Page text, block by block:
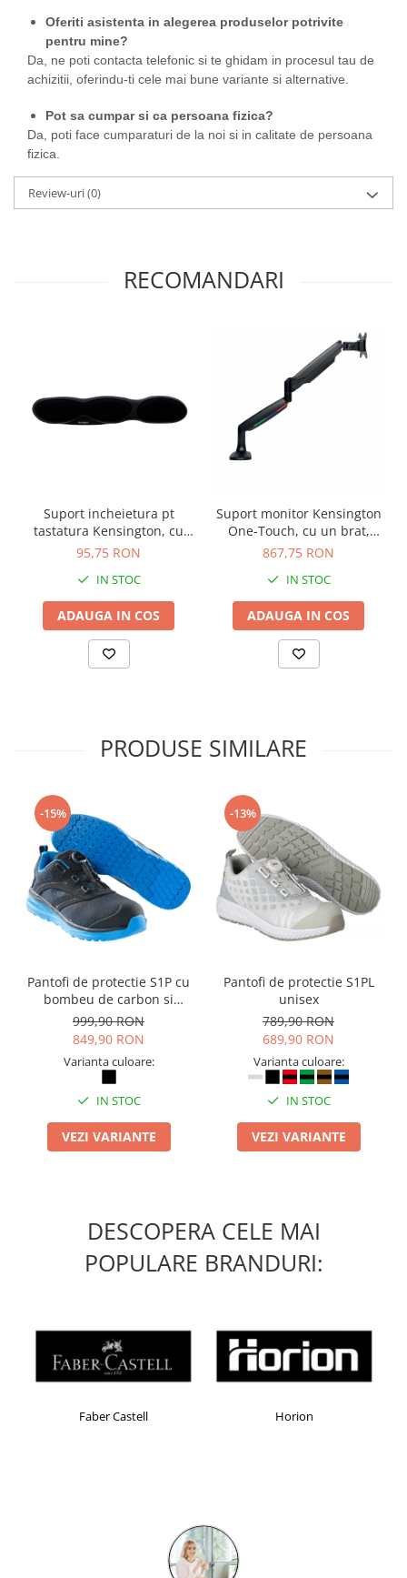
Oferiti asistenta in alegerea produselor potrivite
pentru mine?
Da, ne poti contacta telefonic si te ghidam in procesul tau de
achizitii, oferindu-ti cele mai bune variante si alternative.
Pot sa cumpar si ca persoana fizica?
Da, poti face cumparaturi de la noi si in calitate de persoana
fizica.
Review-uri(0)
RECOMANDARI
Suport incheietura pt
tastatura Kensington, cu
spuma, negru
95,75 RON
IN STOC
ADAUGA IN COS
Suport monitor Kensington
One-Touch, cu un brat,
negru
867,75 RON
IN STOC
ADAUGA IN COS
PRODUSE SIMILARE
-15%
Pantofi de protectie S1P cu
bombeu de carbon si
inchidere BOAÂ® Fit
999,90 RON
849,90 RON
Varianta culoare:
IN STOC
VEZI VARIANTE
-13%
Pantofi de protectie S1PL
unisex
789,90 RON
689,90 RON
Varianta culoare:
IN STOC
VEZI VARIANTE
DESCOPERA CELE MAI
POPULARE BRANDURI:
Horion Kensington